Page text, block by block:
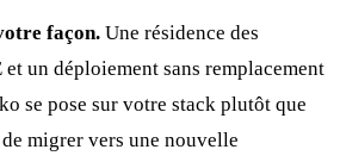
façon. Une résidence des
et un déploiement sans remplacement
se pose sur votre stack plutôt que
migrer vers une nouvelle